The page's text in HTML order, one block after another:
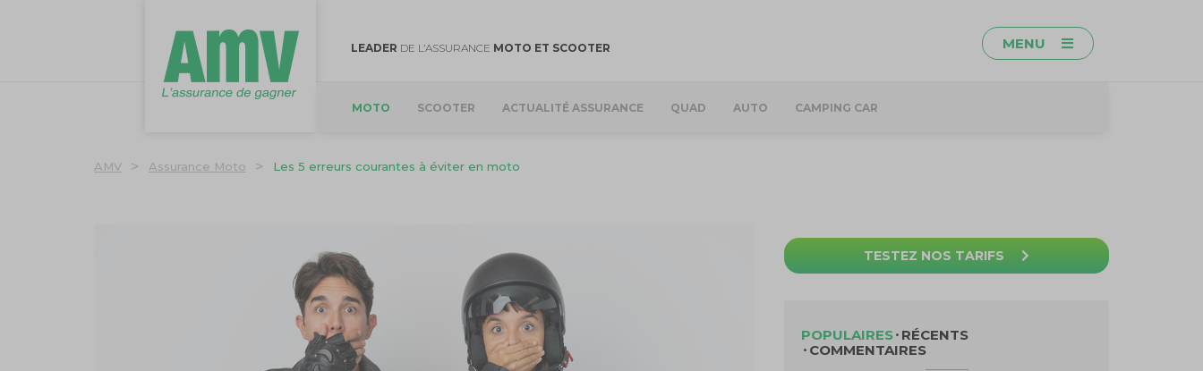
LEADER DE L’ASSURANCE MOTO ET SCOOTER MENU
MOTO SCOOTER ACTUALITÉ ASSURANCE QUAD AUTO CAMPING CAR
AMV > Assurance Moto > Les 5 erreurs courantes à éviter en moto
TESTEZ NOS TARIFS
POPULAIRES RÉCENTS
COMMENTAIRES